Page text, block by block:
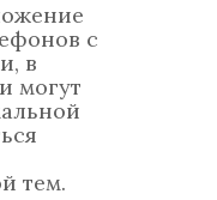
с
в
могут
тем.